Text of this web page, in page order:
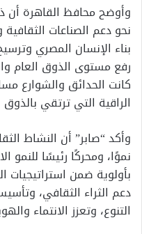
وأوضح محافظ القاهرة أن
نحو دعم الصناعات
بناء الإنسان المصري
رفع مستوى الذوق العام
كانت الحدائق والشوارع
الراقية التي ترتقي بالذوق
وأكد “صابر” أن النشاط
نموًا، ومحركًا رئيسًا للنمو
بأولوية ضمن استراتيجيات
دعم الثراء الثقافي،
التنوع، وتعزز الانتماء